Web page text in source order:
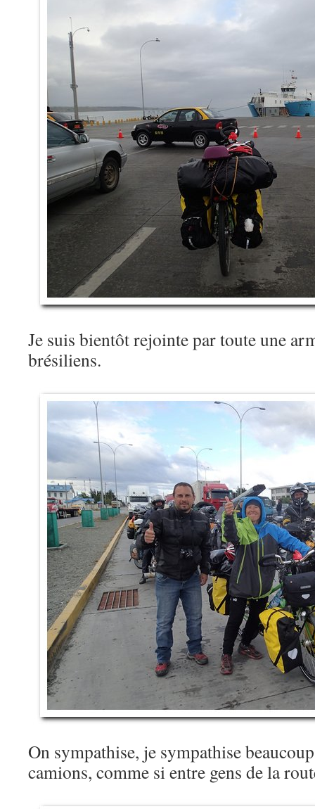
Je suis bientôt rejointe par toute une
brésiliens.
On sympathise, je sympathise
camions, comme si entre gens de la